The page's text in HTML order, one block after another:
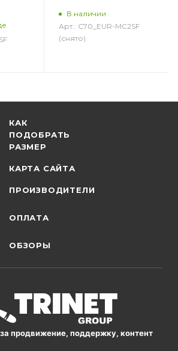
В наличии
Арт.: C70_EUR-MC2SF
(снято)
КАК
ПОДОБРАТЬ
РАЗМЕР
КАРТА САЙТА
ПРОИЗВОДИТЕЛИ
ОПЛАТА
ОБЗОРЫ
продвижение, поддержку, контент